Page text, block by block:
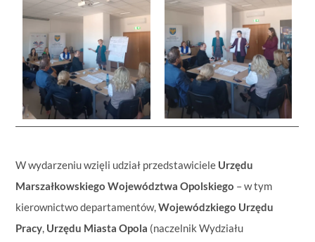
W wydarzeniu wzięli udział przedstawiciele Urzędu
Marszałkowskiego Województwa Opolskiego – w tym
kierownictwo departamentów,Wojewódzkiego Urzędu
Pracy, Urzędu Miasta Opola (naczelnik Wydziału